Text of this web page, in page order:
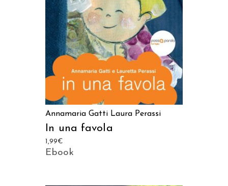
Annamaria Gatti Laura Perassi
In una favola
1,99€
Ebook